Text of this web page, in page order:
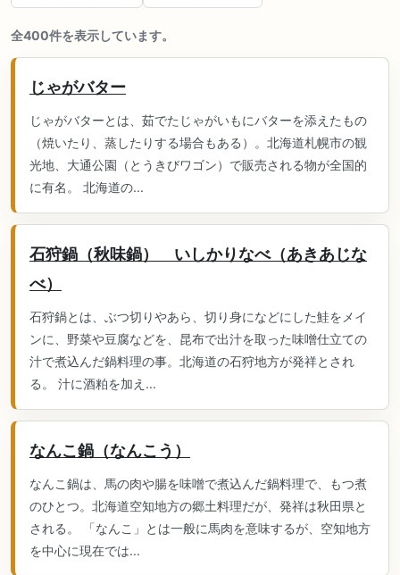
全400件を表示しています。
じゃがバター
じゃがバターとは、茹でたじゃがいもにバターを添えたもの
（焼いたり、蒸したりする場合もある）。北海道札幌市の観
光地、大通公園（とうきびワゴン）で販売される物が全国的
に有名。 北海道の...
石狩鍋（秋味鍋） いしかりなべ（あきあじな
べ）
石狩鍋とは、ぶつ切りやあら、切り身になどにした鮭をメイ
ンに、野菜や豆腐などを、昆布で出汁を取った味噌仕立ての
汁で煮込んだ鍋料理の事。北海道の石狩地方が発祥とされ
る。 汁に酒粕を加え...
なんこ鍋（なんこう）
なんこ鍋は、馬の肉や腸を味噌で煮込んだ鍋料理で、もつ煮
のひとつ。北海道空知地方の郷土料理だが、発祥は秋田県と
される。 「なんこ」とは一般に馬肉を意味するが、空知地方
を中心に現在では...